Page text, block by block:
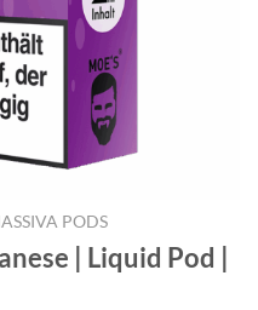
PODS
| Liquid Pod |